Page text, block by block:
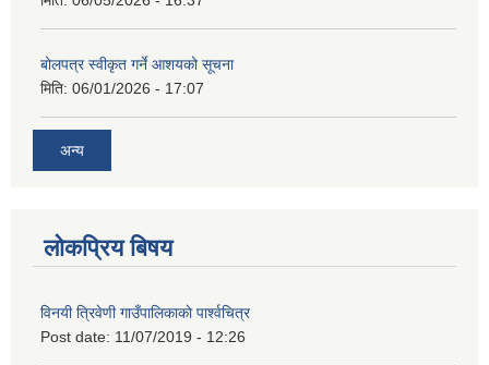
बोलपत्र स्वीकृत गर्ने आशयको सूचना
मिति: 06/01/2026 - 17:07
अन्य
लोकप्रिय बिषय
विनयी त्रिवेणी गाउँपालिकाकाे पार्श्वचित्र
Post date: 11/07/2019 - 12:26